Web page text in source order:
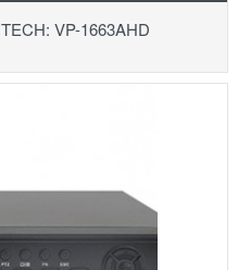
VP-1663AHD